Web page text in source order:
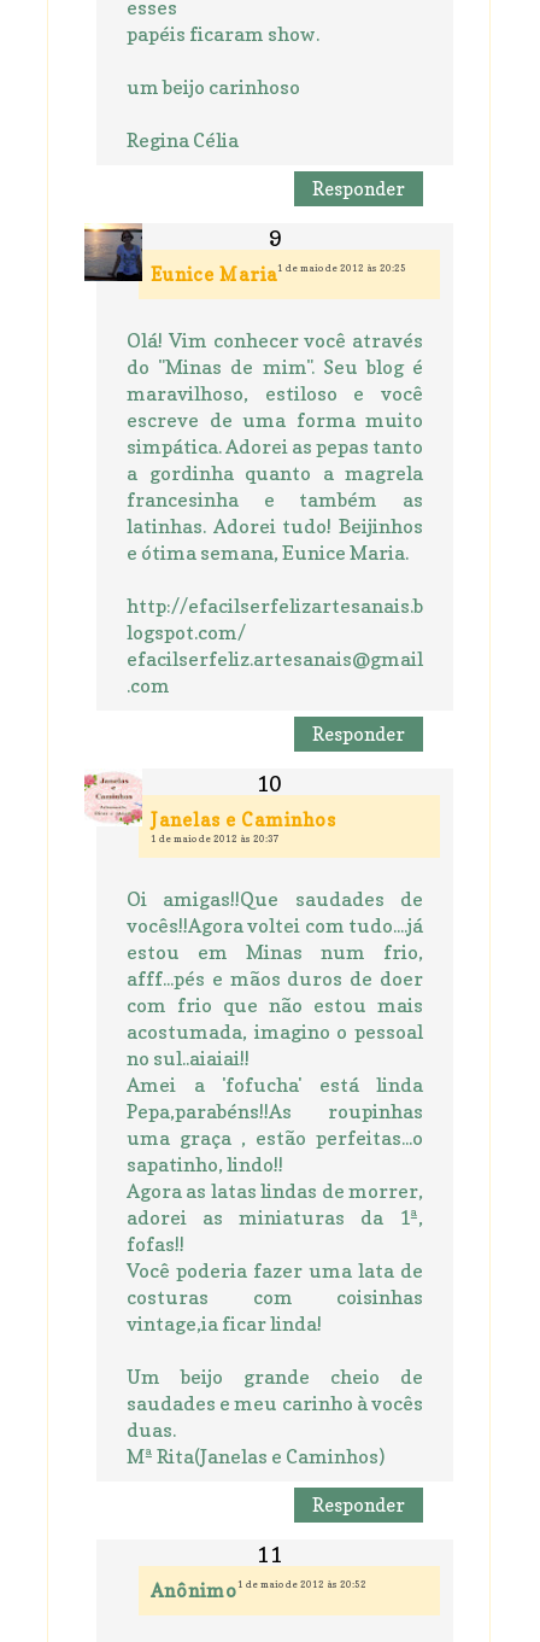
esses
papéis ficaram show.
um beijo carinhoso
Regina Célia
Responder
Eunice Maria1 de maio de 2012 às 20:25
Olá! Vim conhecer você através
do "Minas de mim". Seu blog é
maravilhoso, estiloso e você
escreve de uma forma muito
simpática. Adorei as pepas tanto
a gordinha quanto a magrela
francesinha e também as
latinhas. Adorei tudo! Beijinhos
e ótima semana, Eunice Maria.
http://efacilserfelizartesanais.b
logspot.com/
efacilserfeliz.artesanais@gmail
.com
Responder
Janelas e Caminhos
1 de maio de 2012 às 20:37
Oi amigas!!Que saudades de
vocês!!Agora voltei com tudo....já
estou em Minas num frio,
afff...pés e mãos duros de doer
com frio que não estou mais
acostumada, imagino o pessoal
no sul..aiaiai!!
Amei a 'fofucha' está linda
Pepa,parabéns!!As roupinhas
uma graça , estão perfeitas...o
sapatinho, lindo!!
Agora as latas lindas de morrer,
adorei as miniaturas da 1ª,
fofas!!
Você poderia fazer uma lata de
costuras com coisinhas
vintage,ia ficar linda!
Um beijo grande cheio de
saudades e meu carinho à vocês
duas.
Mª Rita(Janelas e Caminhos)
Responder
Anônimo 1 de maio de 2012 às 20:52